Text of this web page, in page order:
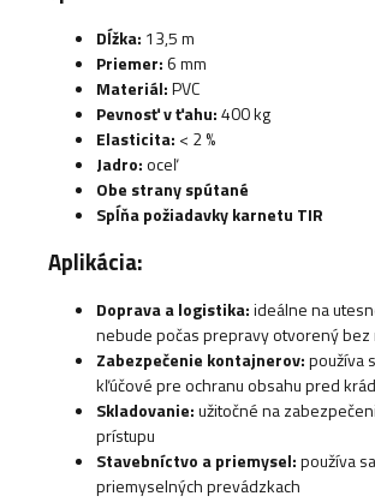
Dĺžka: 13,5 m
Priemer:6 mm
Materiál:PVC
Pevnosť v ťahu:400 kg
Elasticita: < 2 %
Jadro:oceľ
Obe strany spútané
Spĺňa požiadavky karnetu TIR
Aplikácia:
Doprava a logistika:ideálne na
nebude počas prepravy otvorený
Zabezpečenie kontajnerov:používa
kľúčové pre ochranu obsahu pred
Skladovanie:užitočné na
prístupu
Stavebníctvo a priemysel:používa
priemyselných prevádzkach